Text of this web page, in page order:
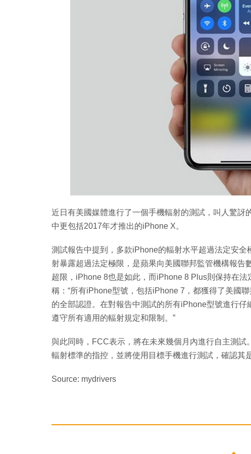
近日有美國媒體進行了一個手機輻射的測試，叫人驚
中更包括2017年才推出的iPhone X。
測試報告中提到，多款iPhone的輻射水平超過法定安
射暴露超過法定極限，是蘋果向美國聯邦監管機構報
超限，iPhone 8也是如此，而iPhone 8 Plus則保持在
稱：“所有iPhone型號，包括iPhone 7，都獲得了美國
的全部認證。在對報告中測試的所有iPhone型號進行
遵守所有適用的輻射規定和限制。”
與此同時，FCC表示，將在未來幾個月內進行自主測
輻射標準的指控，並將使用目標手機進行測試，確認其
Source: mydrivers